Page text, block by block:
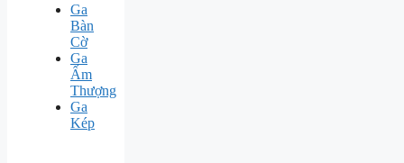
Ga
Bàn
Cờ
Ga
Ấm
Thượng
Ga
Kép